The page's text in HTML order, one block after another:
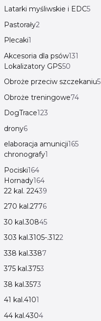
Latarki myśliwskie i EDC5
Pastorały2
Plecaki1
Akcesoria dla psów131
Lokalizatory GPS50
Obroże przeciw szczekaniu5
Obroże treningowe74
DogTrace123
drony6
elaboracja amunicji165
chronografy1
Pociski164
Hornady164
22 kal. 22439
270 kal.2776
30 kal.30845
303 kal.3105-.3122
338 kal.3387
375 kal.3753
38 kal.3573
41 kal.4101
44 kal.4304